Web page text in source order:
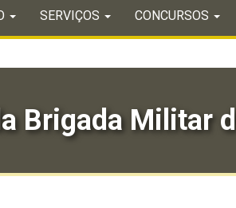
SERVIÇOS CONCURSOS
Brigada Militar